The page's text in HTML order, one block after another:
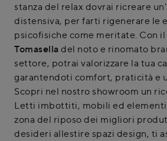
stanza del relax dovrai ricreare
distensiva, per farti rigenerare le
psicofisiche come meritate. Con il
Tomasella del noto e rinomato
settore, potrai valorizzare la tua
garantendoti comfort, praticità e
Scopri nel nostro showroom un
Letti imbottiti, mobili ed elementi
zona del riposo dei migliori
desideri allestire spazi design, ti